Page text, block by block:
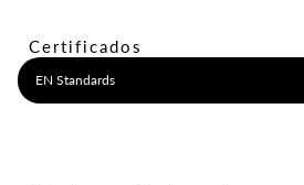
Certificados
EN Standards